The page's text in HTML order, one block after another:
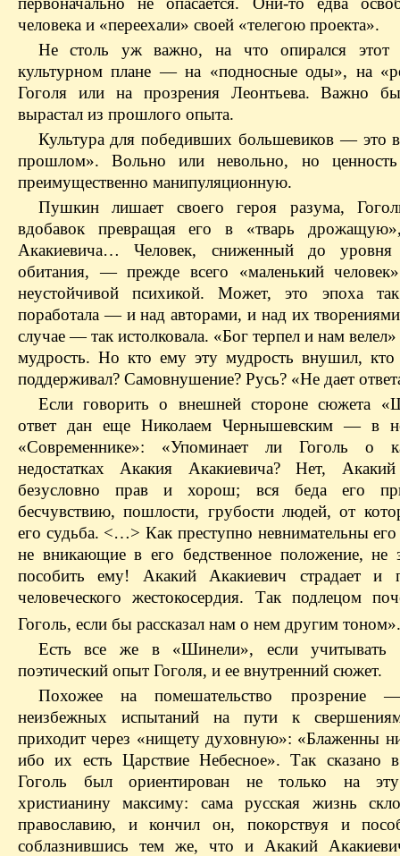
человека и «переехали» своей «телегою проекта».
Не столь уж важно, на что опирался этот
культурном плане — на «подносные оды», на
Гоголя или на прозрения Леонтьева. Важно
вырастал из прошлого опыта.
Культура для победивших большевиков — это
прошлом». Вольно или невольно, но
преимущественно манипуляционную.
Пушкин лишает своего героя разума,
вдобавок превращая его в «тварь
Акакиевича… Человек, сниженный до
обитания, — прежде всего «маленький
неустойчивой психикой. Может, это эпоха
поработала — и над авторами, и над их
случае — так истолковала. «Бог терпел и нам
мудрость. Но кто ему эту мудрость внушил, кто
поддерживал? Самовнушение? Русь? «Не дает
Если говорить о внешней стороне сюжета
ответ дан еще Николаем Чернышевским — в
«Современнике»: «Упоминает ли Гоголь о
недостатках Акакия Акакиевича? Нет,
безусловно прав и хорош; вся беда его
бесчувствию, пошлости, грубости людей, от
его судьба. <…> Как преступно невнимательны его
не вникающие в его бедственное положение, не
пособить ему! Акакий Акакиевич страдает и
человеческого жестокосердия. Так подлецом
Гоголь, если бы рассказал нам о нем другим тоном».
Есть все же в «Шинели», если учитывать
поэтический опыт Гоголя, и ее внутренний сюжет.
Похожее на помешательство
неизбежных испытаний на пути к
приходит через «нищету духовную»: «Блаженны
ибо их есть Царствие Небесное». Так сказано
Гоголь был ориентирован не только на
христианину максиму: сама русская жизнь
православию, и кончил он, покорствуя и
соблазнившись тем же, что и Акакий